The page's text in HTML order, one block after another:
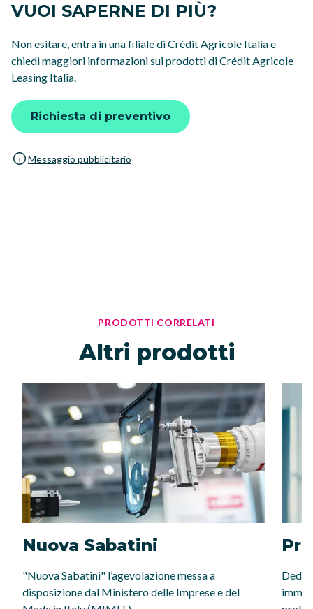
VUOI SAPERNE DI PIÙ?
Non esitare, entra in una filiale di Crédit Agricole Italia e
chiedi maggiori informazioni sui prodotti di Crédit Agricole
Leasing Italia.
Richiesta di preventivo
Messaggio pubblicitario
PRODOTTI CORRELATI
Altri prodotti
Nuova Sabatini
"Nuova Sabatini" l’agevolazione messa a
disposizione dal Ministero delle Imprese e del